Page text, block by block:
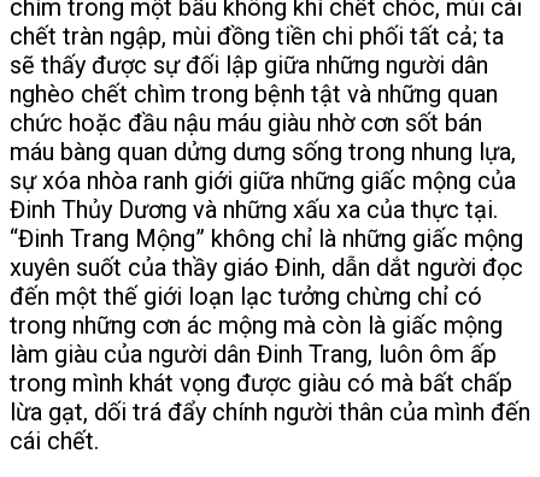
chìm trong một bầu không khí chết chóc, mùi cái
chết tràn ngập, mùi đồng tiền chi phối tất cả; ta
sẽ thấy được sự đối lập giữa những người dân
nghèo chết chìm trong bệnh tật và những quan
chức hoặc đầu nậu máu giàu nhờ cơn sốt bán
máu bàng quan dửng dưng sống trong nhung lựa,
sự xóa nhòa ranh giới giữa những giấc mộng của
Đinh Thủy Dương và những xấu xa của thực tại.
“Đinh Trang Mộng” không chỉ là những giấc mộng
xuyên suốt của thầy giáo Đinh, dẫn dắt người đọc
đến một thế giới loạn lạc tưởng chừng chỉ có
trong những cơn ác mộng mà còn là giấc mộng
làm giàu của người dân Đinh Trang, luôn ôm ấp
trong mình khát vọng được giàu có mà bất chấp
lừa gạt, dối trá đẩy chính người thân của mình đến
cái chết.